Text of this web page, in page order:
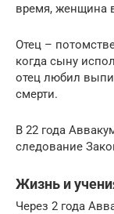
время, женщина
Отец –
когда сыну
отец любил
смерти.
В 22 года
следование
Жизнь и
Через 2 года